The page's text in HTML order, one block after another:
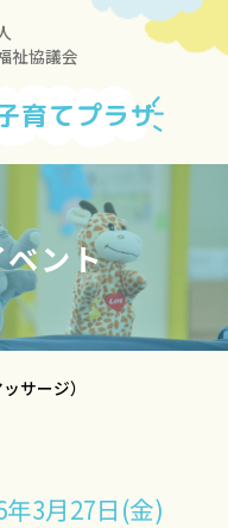
祉協議会
育てプラザ
ント
サージ）
3月27日(金)